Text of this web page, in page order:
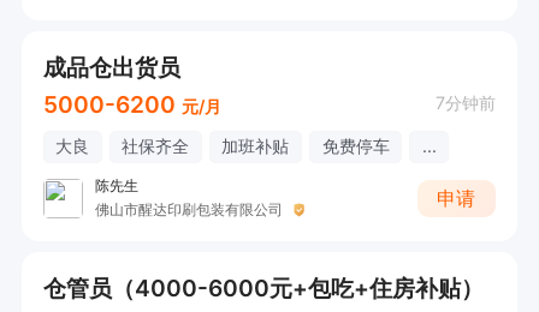
成品仓出货员
5000-6200 元/月 7分钟前
大良 社保齐全 加班补贴 免费停车 ...
陈先生
佛山市醒达印刷包装有限公司
申请
仓管员（4000-6000元+包吃+住房补贴）